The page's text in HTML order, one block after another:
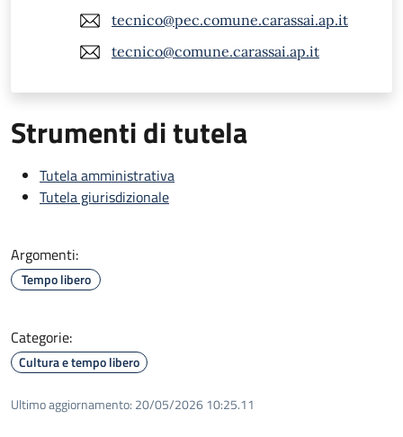
tecnico@pec.comune.carassai.ap.it
tecnico@comune.carassai.ap.it
Strumenti di tutela
Tutela amministrativa
Tutela giurisdizionale
Argomenti:
Tempo libero
Categorie:
Cultura e tempo libero
Ultimo aggiornamento: 20/05/2026 10:25.11